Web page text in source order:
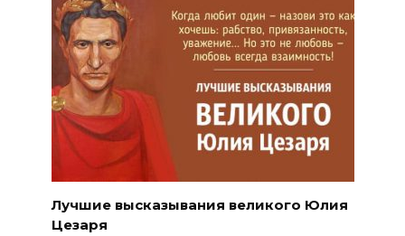
Лучшие высказывания великого Юлия
Цезаря